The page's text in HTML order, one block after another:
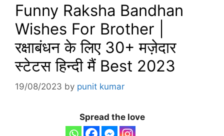
Funny Raksha Bandhan
Wishes For Brother |
रक्षाबंधन के लिए 30+ मज़ेदार
स्टेटस हिन्दी मैं Best 2023
19/08/2023 by punit kumar
Spread the love